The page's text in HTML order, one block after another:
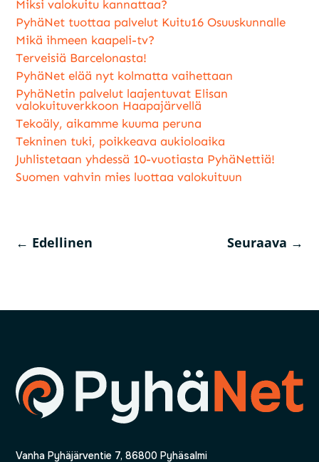
Miksi valokuitu kannattaa?
PyhäNet tuottaa palvelut Kuitu16 Osuuskunnalle
Mikä ihmeen kaapeli-tv?
Terveisiä Barcelonasta!
PyhäNet elää nyt kolmatta vaihettaan
PyhäNetin palvelut laajentuvat Elisan
valokuituverkkoon Haapajärvellä
Tekoäly, aikamme kuuma peruna
Tekninen tuki, poikkeava aukioloaika
Juhlistetaan yhdessä 10-vuotiasta PyhäNettiä!
Suomen vahvin mies luottaa valokuituun
← Edellinen Seuraava →
Vanha Pyhäjärventie 7, 86800 Pyhäsalmi